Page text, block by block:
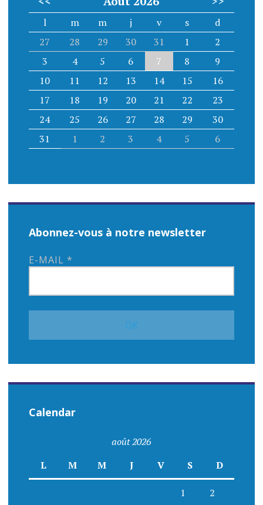
l m m j v s
d
27
28 29 30 31 1
2
3
4 5 6 7 8
9
10
11 12 13 14 15
16
17
18 19 20 21 22
23
24
25 26 27 28 29
30
31
1 2 3 4 5 6
Abonnez-vous à notre newsletter
E-MAIL *
Calendar
août 2026
L
M M J V S D
1 2